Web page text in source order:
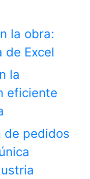
la obra:
de Excel
la
eficiente
de pedidos